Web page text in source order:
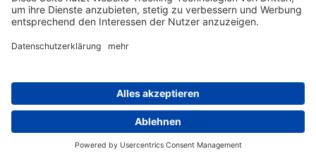
WABECO 2-Achsen Koordinatentische